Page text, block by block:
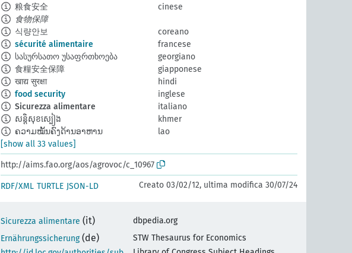
粮食安全
cinese
食物保障
식량안보
coreano
sécurité alimentaire
francese
სასურსათო უსაფრთხოება
georgiano
食糧安全保障
giapponese
खाद्य सुरक्षा
hindi
food security
inglese
Sicurezza alimentare
italiano
សន្តិសុខស្បៀង
khmer
ຄວາມໝັ້ນຄົງດ້ານອາຫານ
lao
[show all 33 values]
http://aims.fao.org/aos/agrovoc/c_10967
RDF/XML TURTLE JSON-LD Creato 03/02/12, ultima modifica 30/07/24
Sicurezza alimentare (it)
dbpedia.org
Ernährungssicherung (de)
STW Thesaurus for Economics